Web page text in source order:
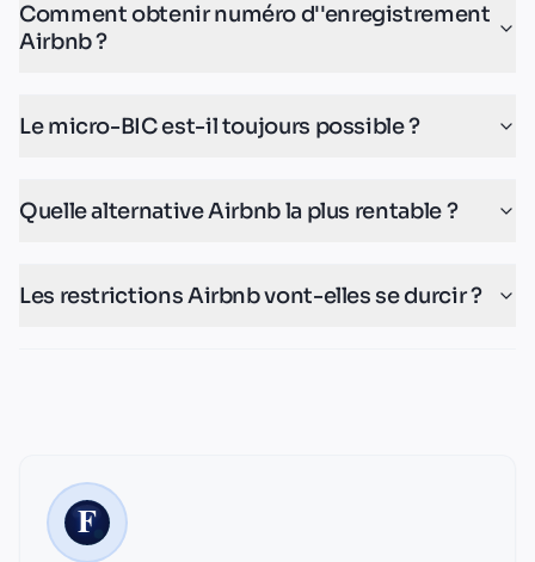
Comment obtenir numéro d''enregistrement
Airbnb ?
Le micro-BIC est-il toujours possible ?
Quelle alternative Airbnb la plus rentable ?
Les restrictions Airbnb vont-elles se durcir ?